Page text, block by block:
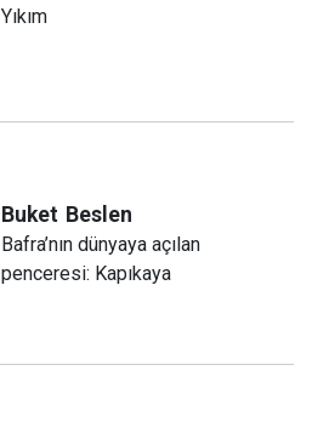
Yıkım
Buket Beslen
Bafra’nın dünyaya açılan
penceresi: Kapıkaya